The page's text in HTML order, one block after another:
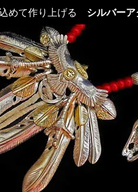
めて作り上げる シルバー